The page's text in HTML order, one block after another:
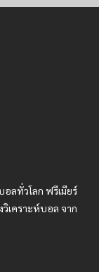
ลทั่วโลก ฟรีเมียร์
เคราะห์บอล จาก